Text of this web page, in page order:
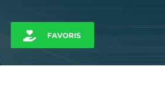
FAVORIS